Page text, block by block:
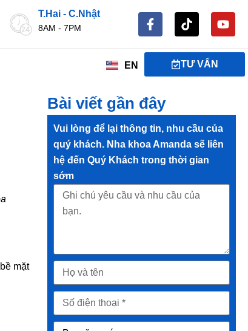
T.Hai - C.Nhật
8AM - 7PM
EN TƯ VẤN
mặt
Bài viết gần đây
Vui lòng để lại thông tin, nhu cầu của
quý khách. Nha khoa Amanda sẽ liên
hệ đến Quý Khách trong thời gian
sớm